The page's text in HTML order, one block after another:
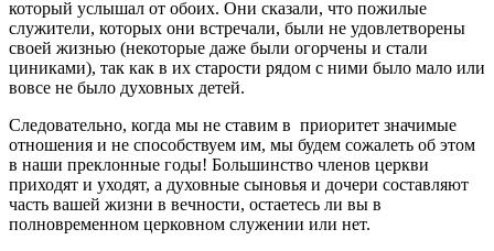
который услышал от обоих. Они сказали, что пожилые
служители, которых они встречали, были не удовлетворены
своей жизнью (некоторые даже были огорчены и стали
циниками), так как в их старости рядом с ними было мало или
вовсе не было духовных детей.
Следовательно, когда мы не ставим в приоритет значимые
отношения и не способствуем им, мы будем сожалеть об этом
в наши преклонные годы! Большинство членов церкви
приходят и уходят, а духовные сыновья и дочери составляют
часть вашей жизни в вечности, остаетесь ли вы в
полновременном церковном служении или нет.